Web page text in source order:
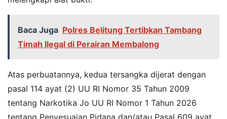
Baca Juga Polres Belitung Tertibkan Tambang
Timah Ilegal di Perairan Membalong
Atas perbuatannya, kedua tersangka dijerat dengan
pasal 114 ayat (2) UU RI Nomor 35 Tahun 2009
tentang Narkotika Jo UU RI Nomor 1 Tahun 2026